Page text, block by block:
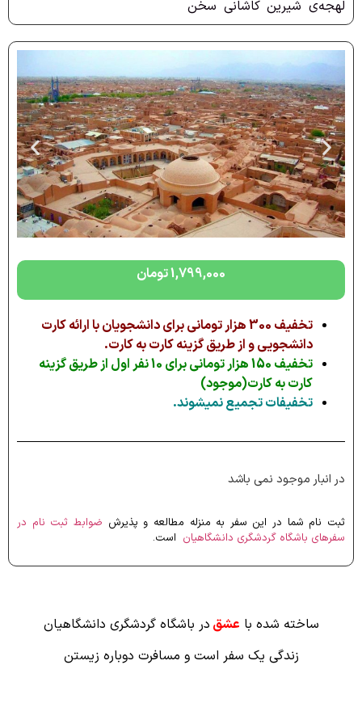
لهجه‌ی شیرین کاشانی سخن
1,799,000تومان
تخفیف 300 هزار تومانی برای دانشجویان با ارائه کارت
دانشجویی و از طریق گزینه کارت به کارت.
تخفیف 150 هزار تومانی برای 10 نفر اول از طریق گزینه
کارت به کارت(موجود)
تخفیفات تجمیع نمیشوند.
در انبار موجود نمی باشد
ثبت نام شما در این سفر به منزله مطالعه و پذیرش ضوابط ثبت نام در
سفرهای باشگاه گردشگری دانشگاهیان است.
ساخته شده با عشق در باشگاه گردشگری دانشگاهیان
زندگی یک سفر است و مسافرت دوباره زیستن